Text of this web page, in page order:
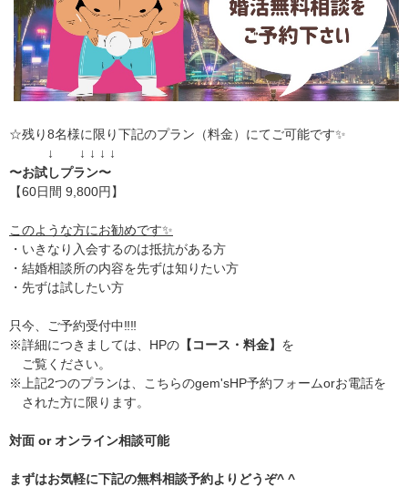
☆残り8名様に限り下記のプラン（料金）にてご可能です✨
↓ ↓ ↓ ↓ ↓
〜お試しプラン〜
【60日間 9,800円】
このような方にお勧めです✨
・いきなり入会するのは抵抗がある方
・結婚相談所の内容を先ずは知りたい方
・先ずは試したい方
只今、ご予約受付中‼️‼️
※詳細につきましては、HPの 【コース・料金】 を
ご覧ください。
※上記2つのプランは、こちらのgem'sHP予約フォームorお電話を
された方に限ります。
対面 or オンライン相談可能
まずはお気軽に下記の無料相談予約よりどうぞ^ ^